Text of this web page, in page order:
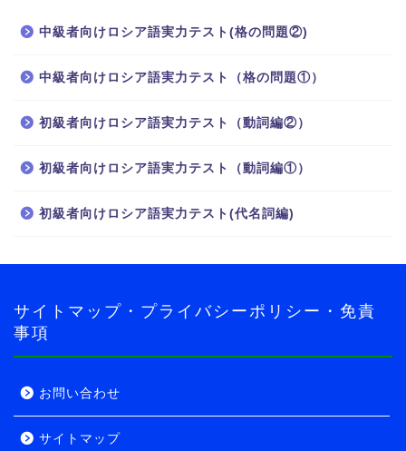
中級者向けロシア語実力テスト(格の問題②)
中級者向けロシア語実力テスト（格の問題①）
初級者向けロシア語実力テスト（動詞編②）
初級者向けロシア語実力テスト（動詞編①）
初級者向けロシア語実力テスト(代名詞編)
サイトマップ・プライバシーポリシー・免責
事項
お問い合わせ
サイトマップ
ホーム
ロシア語
ロシア語の世界へようこ